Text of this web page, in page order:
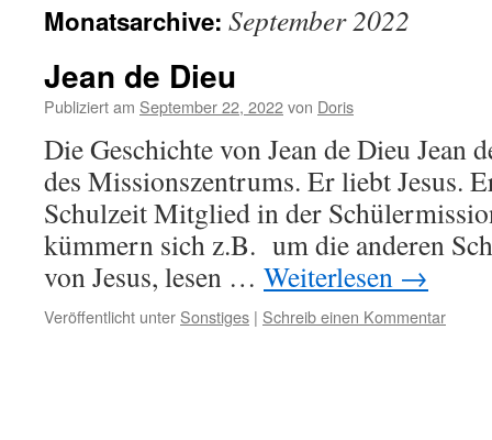
Monatsarchive: September 2022
Jean de Dieu
Publiziert am September 22, 2022von Doris
Die Geschichte von Jean de Dieu Jean
des Missionszentrums. Er liebt Jesus.
Schulzeit Mitglied in der
kümmern sich z.B. um die anderen
von Jesus, lesen … Weiterlesen →
Veröffentlicht unter Sonstiges | Schreib einen Kommentar